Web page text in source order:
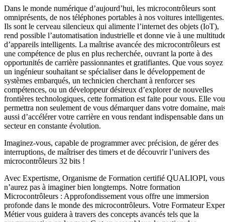
Dans le monde numérique d’aujourd’hui, les microcontrôleurs sont
omniprésents, de nos téléphones portables à nos voitures intelligentes.
Ils sont le cerveau silencieux qui alimente l’internet des objets (IoT),
rend possible l’automatisation industrielle et donne vie à une
d’appareils intelligents. La maîtrise avancée des microcontrôleurs est
une compétence de plus en plus recherchée, ouvrant la porte à des
opportunités de carrière passionnantes et gratifiantes. Que vous soyez
un ingénieur souhaitant se spécialiser dans le développement de
systèmes embarqués, un technicien cherchant à renforcer ses
compétences, ou un développeur désireux d’explorer de nouvelles
frontières technologiques, cette formation est faite pour vous. Elle
permettra non seulement de vous démarquer dans votre domaine,
aussi d’accélérer votre carrière en vous rendant indispensable dans un
secteur en constante évolution.
Imaginez-vous, capable de programmer avec précision, de gérer des
interruptions, de maîtriser des timers et de découvrir l’univers des
microcontrôleurs 32 bits !
Avec Expertisme, Organisme de Formation certifié QUALIOPI, vous
n’aurez pas à imaginer bien longtemps. Notre formation
Microcontrôleurs : Approfondissement vous offre une immersion
profonde dans le monde des microcontrôleurs. Votre Formateur
Métier vous guidera à travers des concepts avancés tels que la